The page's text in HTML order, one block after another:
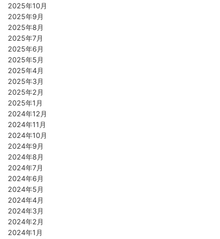
2025年10月
2025年9月
2025年8月
2025年7月
2025年6月
2025年5月
2025年4月
2025年3月
2025年2月
2025年1月
2024年12月
2024年11月
2024年10月
2024年9月
2024年8月
2024年7月
2024年6月
2024年5月
2024年4月
2024年3月
2024年2月
2024年1月